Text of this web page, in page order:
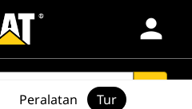
person
Peralatan Tur